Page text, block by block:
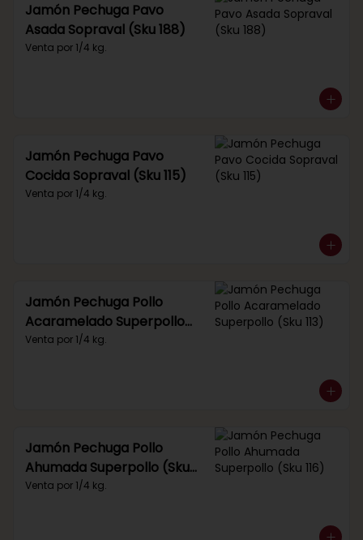
Jamón Pechuga Pavo
Asada Sopraval (Sku 188)
Venta por 1/4 kg.
Jamón Pechuga Pavo
Cocida Sopraval (Sku 115)
Venta por 1/4 kg.
Jamón Pechuga Pollo
Acaramelado Superpollo
(Sku 113)
Venta por 1/4 kg.
Jamón Pechuga Pollo
Ahumada Superpollo (Sku
116)
Venta por 1/4 kg.